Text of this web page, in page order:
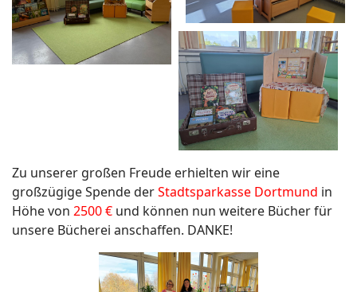
Zu unserer großen Freude erhielten wir eine
großzügige Spende derStadtsparkasse Dortmund in
Höhe von 2500 € und können nun weitere Bücher für
unsere Bücherei anschaffen. DANKE!